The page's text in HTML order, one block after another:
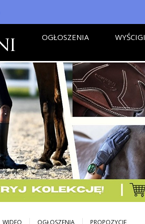
OGŁOSZENIA WYŚCIGI
WIDEO OGŁOSZENIA PROPOZYCJE